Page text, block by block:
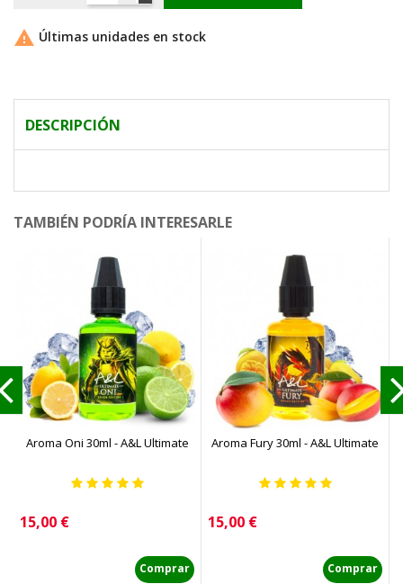
 Últimas unidades en stock
DESCRIPCIÓN
TAMBIÉN PODRÍA INTERESARLE
Aroma Oni 30ml - A&L Ultimate
Precio
15,00 €
Comprar
Aroma Fury 30ml - A&L Ultimate
Precio
15,00 €
Comprar